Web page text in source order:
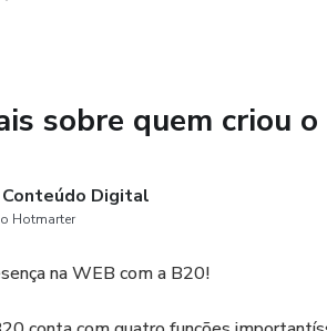
sobre quem criou
Digital
Hotmarter
na WEB com a B20!